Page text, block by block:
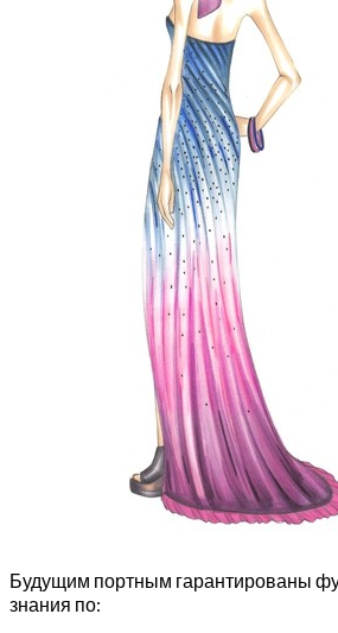
Будущим портным гарантированы
знания по: